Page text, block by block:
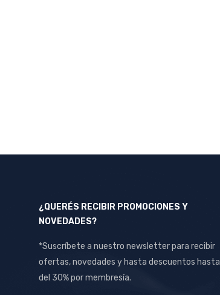
¿QUERÉS RECIBIR PROMOCIONES Y
NOVEDADES?
*Suscríbete a nuestro newsletter para recibir
ofertas, novedades y hasta descuentos hasta
del 30% por membresía.